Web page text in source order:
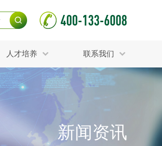
400-133-6008
人才培养 联系我们
声环境与振动检测
食品安全检测
光伏检测
新闻资讯